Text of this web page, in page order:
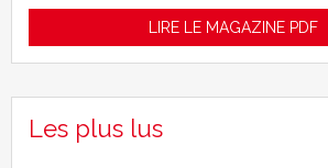
LIRE LE MAGAZINE PDF
Les plus lus